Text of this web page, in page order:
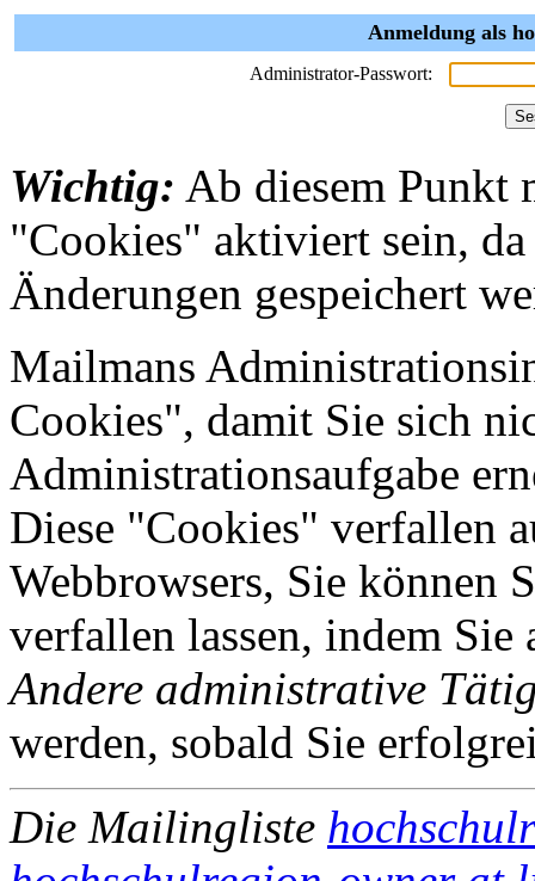
Anmeldung als
Administrator-Passwort:
Wichtig: Ab diesem Punkt
"Cookies" aktiviert sein,
Änderungen gespeichert
Mailmans
Cookies", damit Sie sich
Administrationsaufgabe
Diese "Cookies" verfallen
Webbrowsers, Sie können
verfallen lassen, indem
Andere administrative
werden, sobald Sie
Die Mailingliste